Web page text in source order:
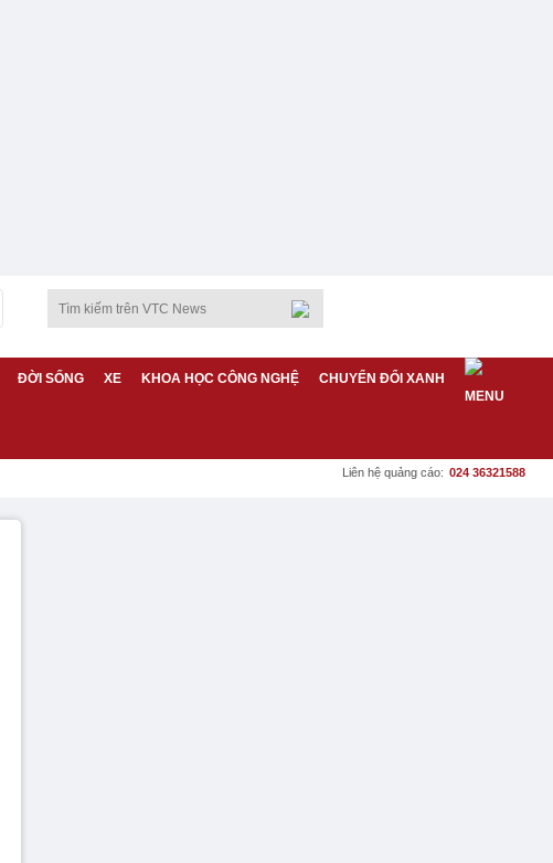
ĐỜI SỐNG XE KHOA HỌC CÔNG NGHỆ CHUYỂN ĐỔI XANH
Liên hệ quảng cáo: 024 36321588